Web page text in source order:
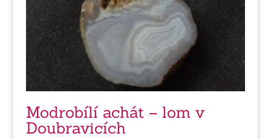
Modrobílí achát – lom v
Doubravicích